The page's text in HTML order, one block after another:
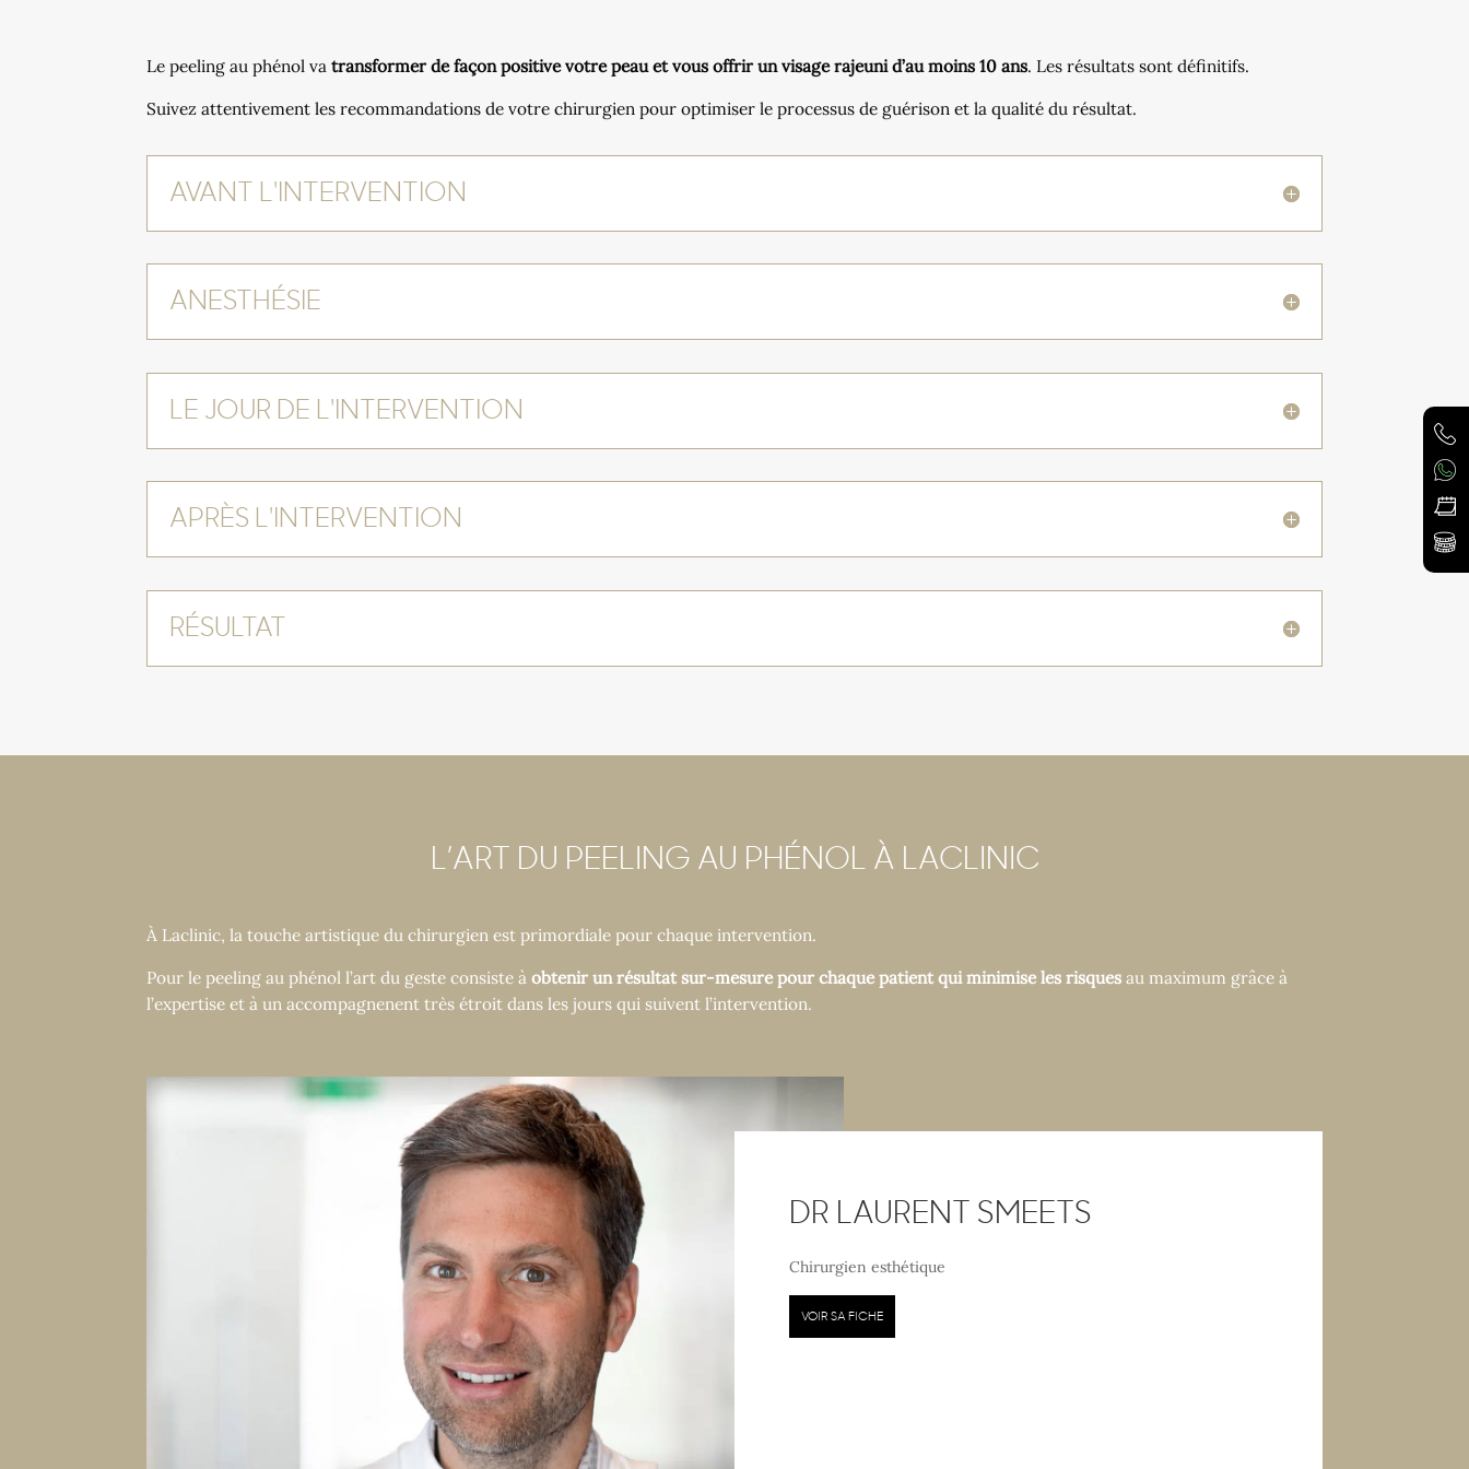
Le peeling au phénol vatransformer de façon positive votre peau et vous offrir un visage rajeuni d’au moins 10 ans. Les résultats sont définitifs.
Suivez attentivement les recommandations de votre chirurgien pour optimiser le processus de guérison et la qualité du résultat.
AVANT L'INTERVENTION
ANESTHÉSIE
LE JOUR DE L'INTERVENTION
APRÈS L'INTERVENTION
RÉSULTAT
L’ART DU PEELING AU PHÉNOL À LACLINIC
À Laclinic, la touche artistique du chirurgien est primordiale pour chaque intervention.
Pour le peeling au phénol l’art du geste consiste àobtenir un résultat sur-mesure pour chaque patient qui minimise les risques au maximum grâce à
l’expertise et à un accompagnenent très étroit dans les jours qui suivent l’intervention.
DR LAURENT SMEETS
Chirurgien esthétique
VOIR SA FICHE